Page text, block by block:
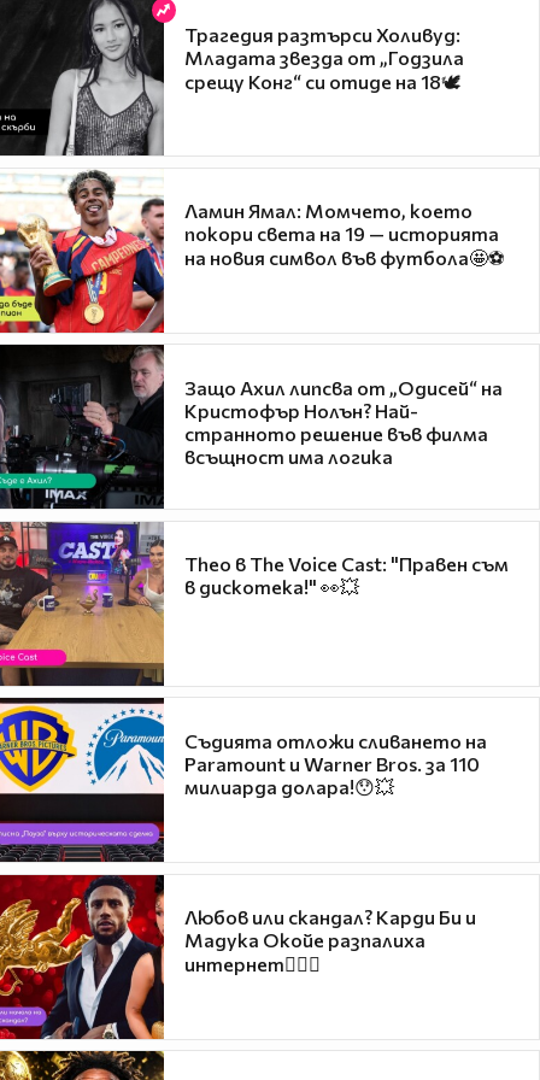
Трагедия разтърси Холивуд:
Младата звезда от „Годзила
срещу Конг“ си отиде на 18🕊️
Ламин Ямал: Момчето, което
покори света на 19 — историята
на новия символ във футбола🤩⚽
Защо Ахил липсва от „Одисей“ на
Кристофър Нолън? Най-
странното решение във филма
всъщност има логика
Theo в The Voice Cast: "Правен съм
в дискотека!" 👀💥
Съдията отложи сливането на
Paramount и Warner Bros. за 110
милиарда долара!😯💥
Любов или скандал? Карди Би и
Мадука Окойе разпалиха
интернет❤️‍🔥🔥